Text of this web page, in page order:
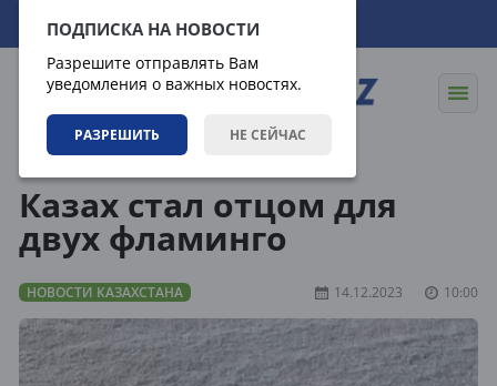
ПОДПИСКА НА НОВОСТИ
Разрешите отправлять Вам
уведомления о важных новостях.
РАЗРЕШИТЬ НЕ СЕЙЧАС
06.08.2026 12:12:51
Казах стал отцом для
двух фламинго
НОВОСТИ КАЗАХСТАНА 14.12.2023 10:00